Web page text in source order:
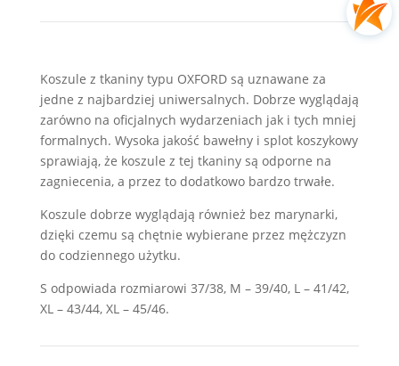
Koszule z tkaniny typu OXFORD są uznawane za
jedne z najbardziej uniwersalnych. Dobrze wyglądają
zarówno na oficjalnych wydarzeniach jak i tych mniej
formalnych. Wysoka jakość bawełny i splot koszykowy
sprawiają, że koszule z tej tkaniny są odporne na
zagniecenia, a przez to dodatkowo bardzo trwałe.
Koszule dobrze wyglądają również bez marynarki,
dzięki czemu są chętnie wybierane przez mężczyzn
do codziennego użytku.
S odpowiada rozmiarowi 37/38, M – 39/40, L – 41/42,
XL – 43/44, XL – 45/46.